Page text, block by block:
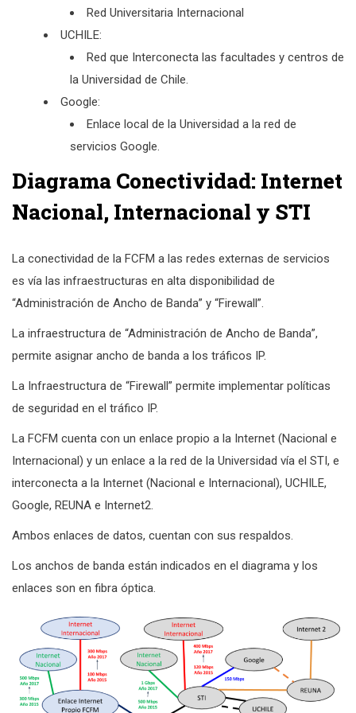
Red Universitaria Internacional
UCHILE:
Red que Interconecta las facultades y centros de
la Universidad de Chile.
Google:
Enlace local de la Universidad a la red de
servicios Google.
Diagrama Conectividad: Internet
Nacional, Internacional y STI
La conectividad de la FCFM a las redes externas de servicios
es vía las infraestructuras en alta disponibilidad de
“Administración de Ancho de Banda” y “Firewall”.
La infraestructura de “Administración de Ancho de Banda”,
permite asignar ancho de banda a los tráficos IP.
La Infraestructura de “Firewall” permite implementar políticas
de seguridad en el tráfico IP.
La FCFM cuenta con un enlace propio a la Internet (Nacional e
Internacional) y un enlace a la red de la Universidad vía el STI, e
interconecta a la Internet (Nacional e Internacional), UCHILE,
Google, REUNA e Internet2.
Ambos enlaces de datos, cuentan con sus respaldos.
Los anchos de banda están indicados en el diagrama y los
enlaces son en fibra óptica.